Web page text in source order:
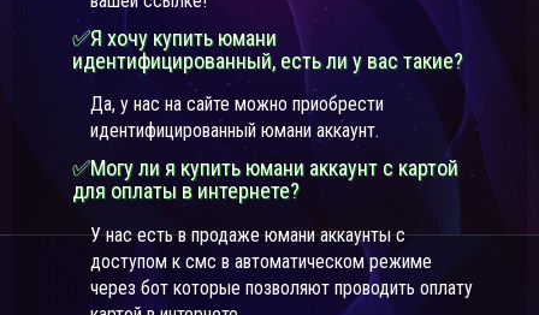
✅Я хочу купить юмани
идентифицированный, есть ли у вас такие?
Да, у нас на сайте можно приобрести
идентифицированный юмани аккаунт.
✅Могу ли я купить юмани аккаунт с картой
для оплаты в интернете?
У нас есть в продаже юмани аккаунты с
доступом к смс в автоматическом режиме
через бот которые позволяют проводить оплату